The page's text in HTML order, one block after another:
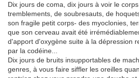
Dix jours de coma, dix jours à voir le
tremblements, de soubresauts, de
son fragile petit corps- des myoclonies,
que son cerveau avait été
d'apport d'oxygène suite à la dépression
par la codéine...
Dix jours de bruits insupportables de
genres, à vous faire siffler les oreilles